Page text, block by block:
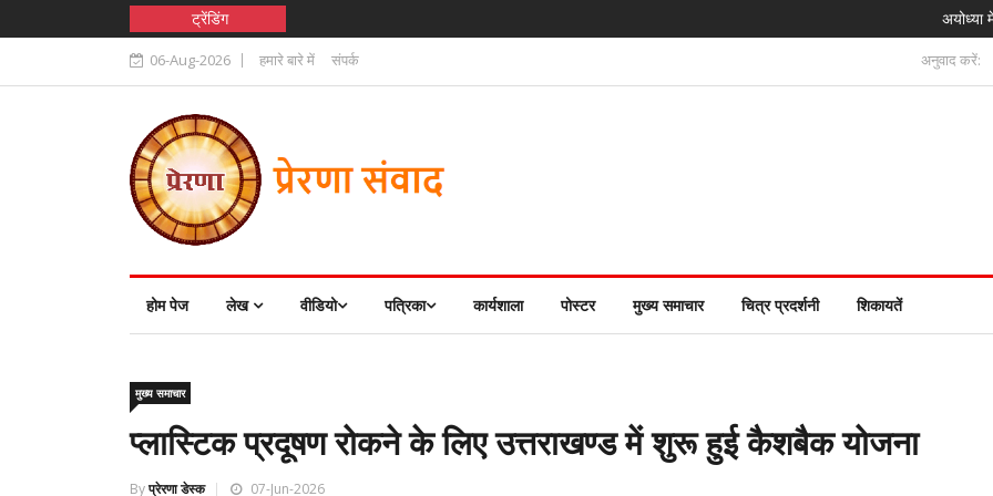
ट्रेंडिंग अयोध्या में पहली
06-Aug-2026 हमारे बारे में संपर्क अनुवाद करें:
होम पेज लेख वीडियो पत्रिका कार्यशाला पोस्टर मुख्य समाचार चित्र प्रदर्शनी शिकायतें
मुख्य समाचार
प्लास्टिक प्रदूषण रोकने के लिए उत्तराखण्ड में शुरू हुई कैशबैक योजना
Byप्रेरणा डेस्क 07-Jun-2026